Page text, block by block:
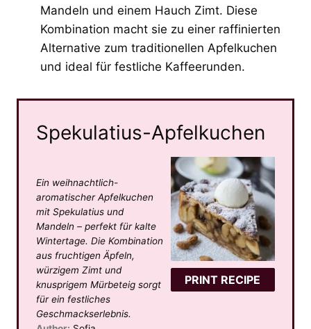
Mandeln und einem Hauch Zimt. Diese
Kombination macht sie zu einer raffinierten
Alternative zum traditionellen Apfelkuchen
und ideal für festliche Kaffeerunden.
Spekulatius-Apfelkuchen
PRINT RECIPE
Ein weihnachtlich-
aromatischer Apfelkuchen
mit Spekulatius und
Mandeln – perfekt für kalte
Wintertage. Die Kombination
aus fruchtigen Äpfeln,
würzigem Zimt und
knusprigem Mürbeteig sorgt
für ein festliches
Geschmackserlebnis.